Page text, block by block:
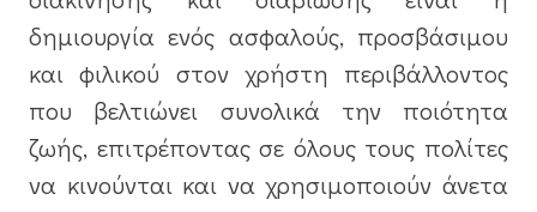
δημιουργία ενός ασφαλούς, προσβάσιμου
και φιλικού στον χρήστη περιβάλλοντος
που βελτιώνει συνολικά την ποιότητα
ζωής, επιτρέποντας σε όλους τους πολίτες
να κινούνται και να χρησιμοποιούν άνετα